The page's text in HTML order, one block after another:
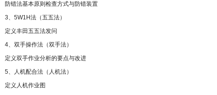
防错法基本原则检查方式与防错装置
3、5W1H法（五五法）
定义丰田五五法发问
4、双手操作法（双手法）
定义双手作业分析的要点与改进
5、人机配合法（人机法）
定义人机作业图